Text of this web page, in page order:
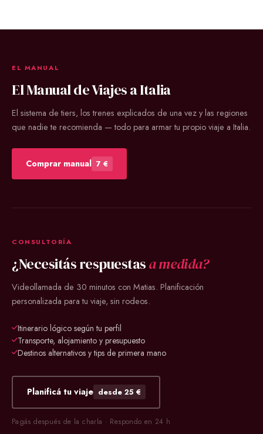
EL MANUAL
El Manual de Viajes a Italia
El sistema de tiers, los trenes explicados de una vez y las regiones
que nadie te recomienda — todo para armar tu propio viaje a Italia.
Comprar manual 7 €
CONSULTORÍA
¿Necesitás respuestasa medida?
Videollamada de 30 minutos con Matias. Planificación
personalizada para tu viaje, sin rodeos.
Itinerario lógico según tu perfil
Transporte, alojamiento y presupuesto
Destinos alternativos y tips de primera mano
Planificá tu viaje desde 25 €
Pagás después de la charla · Respondo en 24 h